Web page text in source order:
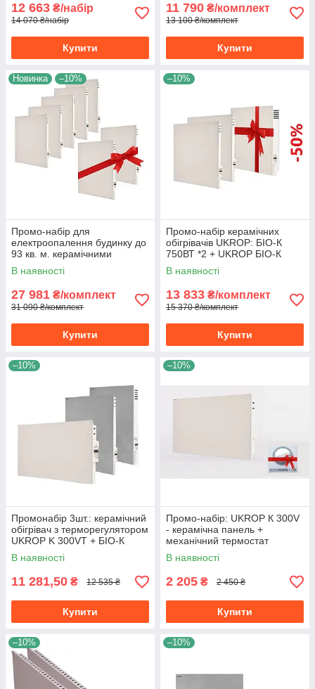
12 663 ₴/набір
14 070 ₴/набір
Купити
11 790 ₴/комплект
13 100 ₴/комплект
Купити
Новинка –10%
Промо-набір для
електроопалення будинку до
93 кв. м. керамічними
обігрівачами UKROP
потужністю 4.7 кВт
В наявності
27 981 ₴/комплект
31 090 ₴/комплект
Купити
–10%
Промо-набір керамічних
обігрівачів UKROP: БІО-К
750ВТ *2 + UKROP БІО-К
1400ВТ
В наявності
13 833 ₴/комплект
15 370 ₴/комплект
Купити
–10%
Промонабір 3шт.: керамічний
обігрівач з терморегулятором
UKROP K 300VT + БІО-К
750VТ + БІО-К 1000VT
В наявності
11 281,50 ₴ 12 535 ₴
Купити
–10%
Промо-набір: UKROP К 300V
- керамічна панель +
механічний термостат
В наявності
2 205 ₴ 2 450 ₴
Купити
–10% –10%